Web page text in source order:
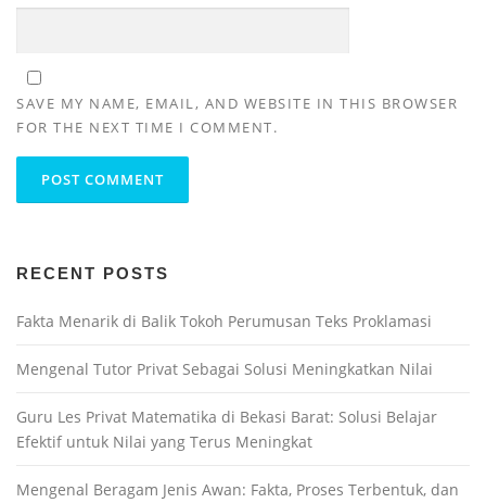
SAVE MY NAME, EMAIL, AND WEBSITE IN THIS BROWSER
FOR THE NEXT TIME I COMMENT.
RECENT POSTS
Fakta Menarik di Balik Tokoh Perumusan Teks Proklamasi
Mengenal Tutor Privat Sebagai Solusi Meningkatkan Nilai
Guru Les Privat Matematika di Bekasi Barat: Solusi Belajar
Efektif untuk Nilai yang Terus Meningkat
Mengenal Beragam Jenis Awan: Fakta, Proses Terbentuk, dan